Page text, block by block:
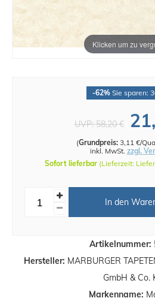
Klicken um zu
Artikelnummer:
Hersteller: MARBURGER
GmbH & Co.
Markenname:
-62% Sie sparen:
UVP:58,20 €
(Grundpreis: 3,11 €/
inkl. MwSt. zzgl.
Sofort lieferbar (Lieferzeit:
In den